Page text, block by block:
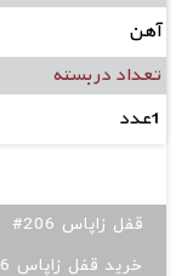
آهن
تعداد در بسته
1عدد
#قفل زاپاس 206
#خرید قفل زاپاس 206